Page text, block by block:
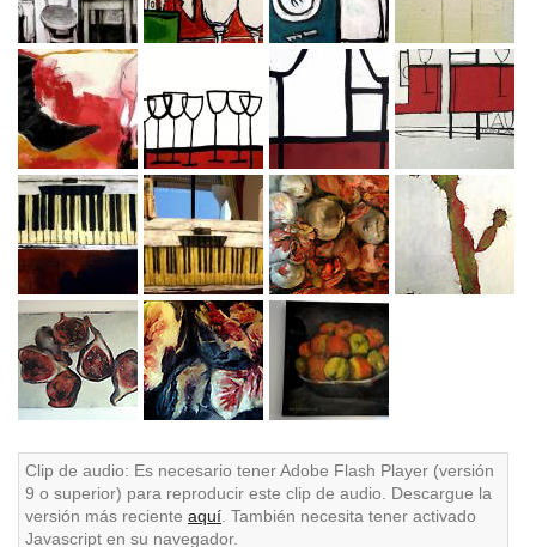
Clip de audio: Es necesario tener Adobe Flash Player (versión
9 o superior) para reproducir este clip de audio. Descargue la
versión más reciente aquí . También necesita tener activado
Javascript en su navegador.